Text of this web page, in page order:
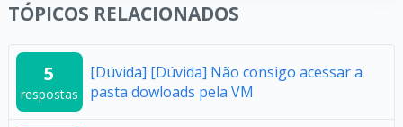
TÓPICOS RELACIONADOS
5
respostas
[Dúvida] [Dúvida] Não consigo acessar a
pasta dowloads pela VM